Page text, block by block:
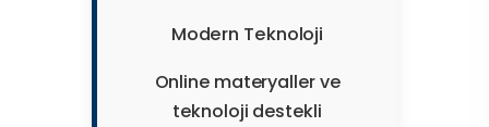
Modern Teknoloji
Online materyaller ve
teknoloji destekli